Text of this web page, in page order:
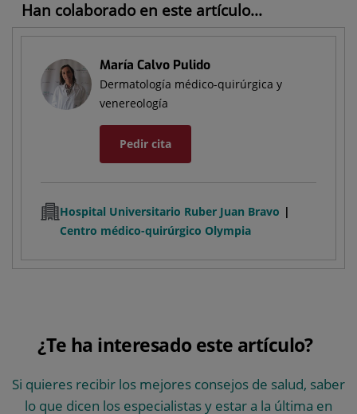
Han colaborado en este artículo...
María Calvo Pulido
Dermatología médico-quirúrgica y
venereología
Pedir cita
Hospital Universitario Ruber Juan Bravo
Centro médico-quirúrgico Olympia
¿Te ha interesado este artículo?
Si quieres recibir los mejores consejos de salud, saber
lo que dicen los especialistas y estar a la última en